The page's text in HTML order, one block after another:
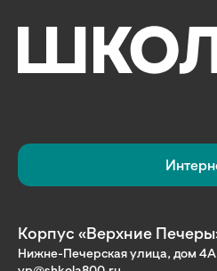
Корпус «Верхние
Нижне-Печерская улица, дом 4А